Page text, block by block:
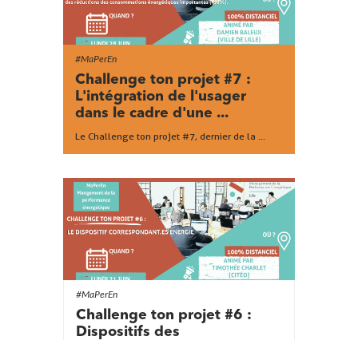
#MaPerEn
Challenge ton projet #7 :
L'intégration de l'usager
dans le cadre d'une ...
​Le Challenge ton projet #7, dernier de la ...
#MaPerEn
Challenge ton projet #6 :
Dispositifs des